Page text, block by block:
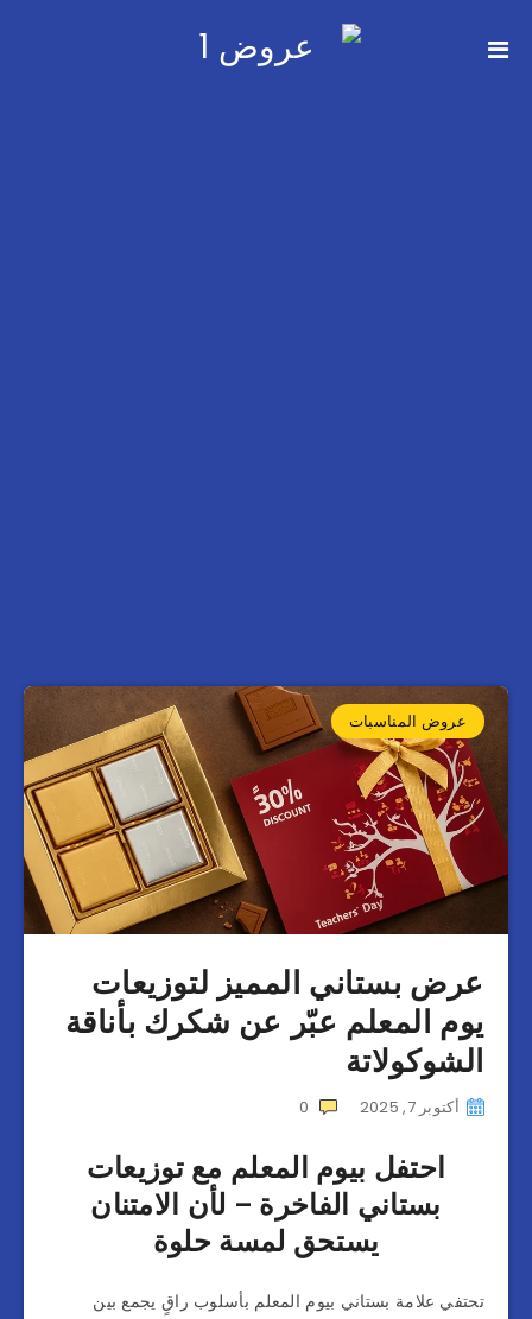
عروض المناسبات
عرض بستاني المميز لتوزيعات
يوم المعلم عبّر عن شكرك بأناقة
الشوكولاتة
أكتوبر 7, 2025 0
احتفل بيوم المعلم مع توزيعات
بستاني الفاخرة – لأن الامتنان
يستحق لمسة حلوة
تحتفي علامة بستاني بيوم المعلم بأسلوب راقٍ يجمع بين